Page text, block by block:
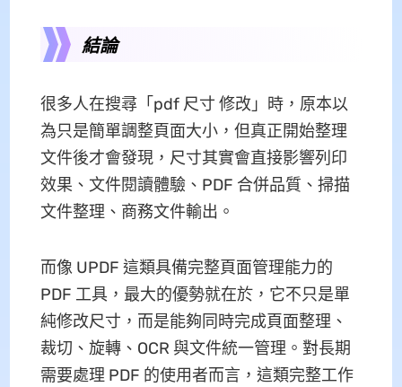
結論
很多人在搜尋「pdf 尺寸 修改」時，原本以
為只是簡單調整頁面大小，但真正開始整理
文件後才會發現，尺寸其實會直接影響列印
效果、文件閱讀體驗、PDF 合併品質、掃描
文件整理、商務文件輸出。
而像 UPDF 這類具備完整頁面管理能力的
PDF 工具，最大的優勢就在於，它不只是單
純修改尺寸，而是能夠同時完成頁面整理、
裁切、旋轉、OCR 與文件統一管理。對長期
需要處理 PDF 的使用者而言，這類完整工作